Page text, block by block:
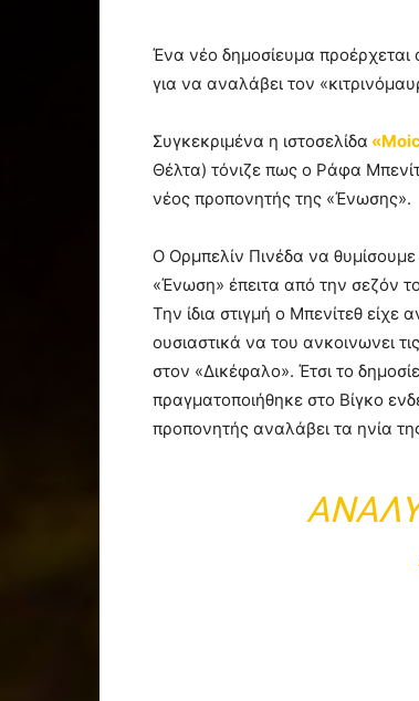
Ένα νέο δημοσίευμα προέρχεται
για να αναλάβει τον
Συγκεκριμένα η ιστοσελίδα
Θέλτα) τόνιζε πως ο Ράφα
νέος προπονητής της «Ένωσης».
Ο Ορμπελίν Πινέδα να
«Ένωση» έπειτα από την σεζόν
Την ίδια στιγμή ο Μπενίτεθ είχε
ουσιαστικά να του ανκοινωνει
στον «Δικέφαλο». Έτσι το
πραγματοποιήθηκε στο Βίγκο
προπονητής αναλάβει τα ηνία